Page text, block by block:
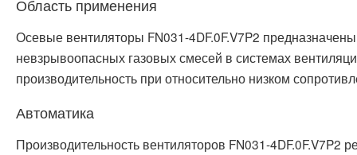
Область применения
Осевые вентиляторы FN031-4DF.0F.V7P2
невзрывоопасных газовых смесей в системах
производительность при относительно низком
Автоматика
Производительность вентиляторов FN031-4DF.0F.V7P2